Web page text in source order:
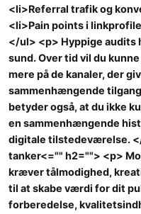
<li>Referral trafik og
<li>Pain points i
</ul> <p> Hyppige
sund. Over tid vil du
mere på de kanaler, der
sammenhængende
betyder også, at du ikke
en sammenhængende
digitale tilstedeværelse.
tanker<="" h2=""> <p>
kræver tålmodighed,
til at skabe værdi for dit
forberedelse,